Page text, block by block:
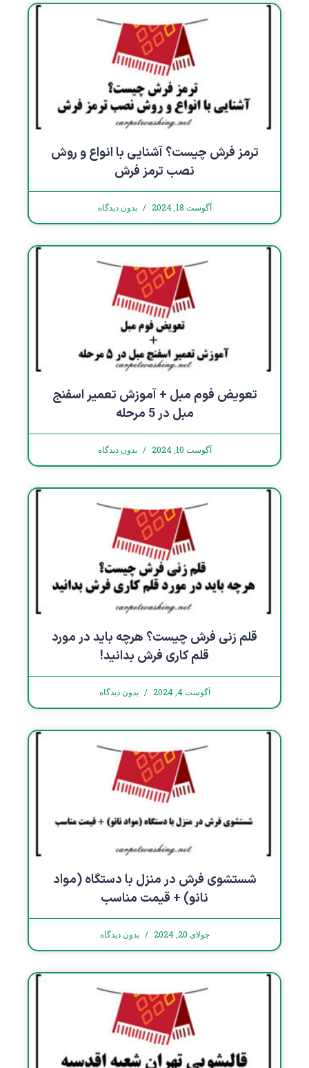
ترمز فرش چیست؟ آشنایی با انواع و روش
نصب ترمز فرش
آگوست 18, 2024 بدون دیدگاه
تعویض فوم مبل + آموزش تعمیر اسفنج
مبل در 5 مرحله
آگوست 10, 2024 بدون دیدگاه
قلم زنی فرش چیست؟ هرچه باید در مورد
قلم کاری فرش بدانید!
آگوست 4, 2024 بدون دیدگاه
شستشوی فرش در منزل با دستگاه (مواد
نانو) + قیمت مناسب
جولای 20, 2024 بدون دیدگاه